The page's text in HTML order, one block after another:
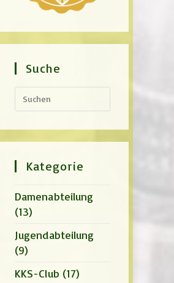
Suche
Kategorie
Damenabteilung
(13)
Jugendabteilung
(9)
KKS-Club (17)